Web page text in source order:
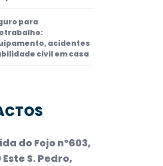
para
acidentes
civil em casa
do Fojo nº603,
S. Pedro,